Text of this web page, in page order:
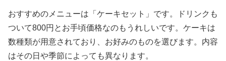
おすすめのメニューは「ケーキセット」です。ドリンクも
ついて800円とお手頃価格なのもうれしいです。ケーキは
数種類が用意されており、お好みのものを選びます。内容
はその日や季節によっても異なります。